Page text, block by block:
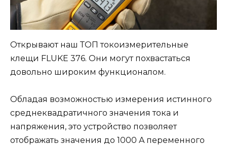
Открывают наш ТОП токоизмерительные
клещи FLUKE 376. Они могут похвастаться
довольно широким функционалом.
Обладая возможностью измерения истинного
среднеквадратичного значения тока и
напряжения, это устройство позволяет
отображать значения до 1000 A переменного